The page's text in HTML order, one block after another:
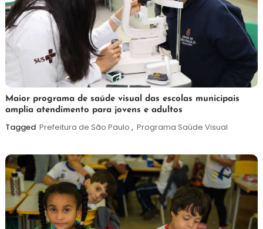
7
de
agosto
Maurilio
Maior programa de saúde visual das escolas municipais
amplia atendimento para jovens e adultos
Tagged Prefeitura de São Paulo , Programa Saúde Visual